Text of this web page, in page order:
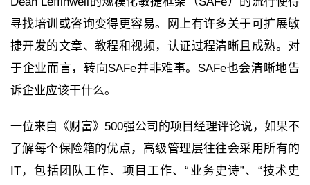
寻找培训或咨询变得更容易。网上有许多关于可扩展敏
捷开发的文章、教程和视频，认证过程清晰且成熟。对
于企业而言，转向SAFe并非难事。SAFe也会清晰地告
诉企业应该干什么。
一位来自《财富》500强公司的项目经理评论说，如果不
了解每个保险箱的优点，高级管理层往往会采用所有的
IT，包括团队工作、项目工作、“业务史诗”、“技术史